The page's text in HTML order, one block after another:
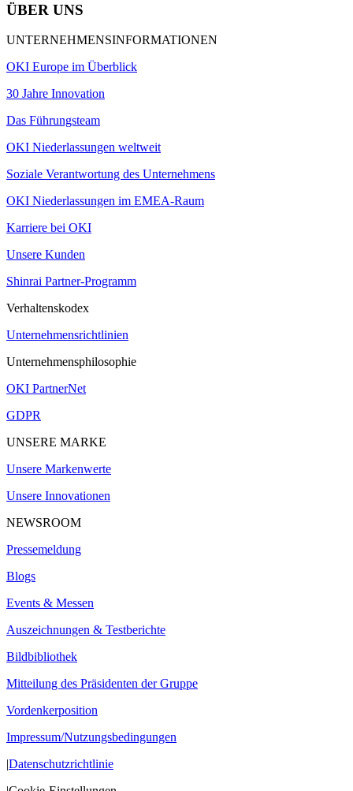
ÜBER UNS
UNTERNEHMENSINFORMATIONEN
OKI Europe im Überblick
30 Jahre Innovation
Das Führungsteam
OKI Niederlassungen weltweit
Soziale Verantwortung des Unternehmens
OKI Niederlassungen im EMEA-Raum
Karriere bei OKI
Unsere Kunden
Shinrai Partner-Programm
Verhaltenskodex
Unternehmensrichtlinien
Unternehmensphilosophie
OKI PartnerNet
GDPR
UNSERE MARKE
Unsere Markenwerte
Unsere Innovationen
NEWSROOM
Pressemeldung
Blogs
Events & Messen
Auszeichnungen & Testberichte
Bildbibliothek
Mitteilung des Präsidenten der Gruppe
Vordenkerposition
Impressum/Nutzungsbedingungen
|Datenschutzrichtlinie